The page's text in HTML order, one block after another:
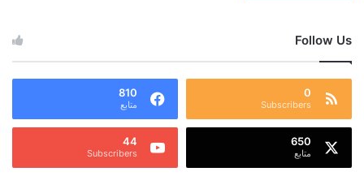
Follow Us
0
Subscribers
810
متابع
650
متابع
44
Subscribers